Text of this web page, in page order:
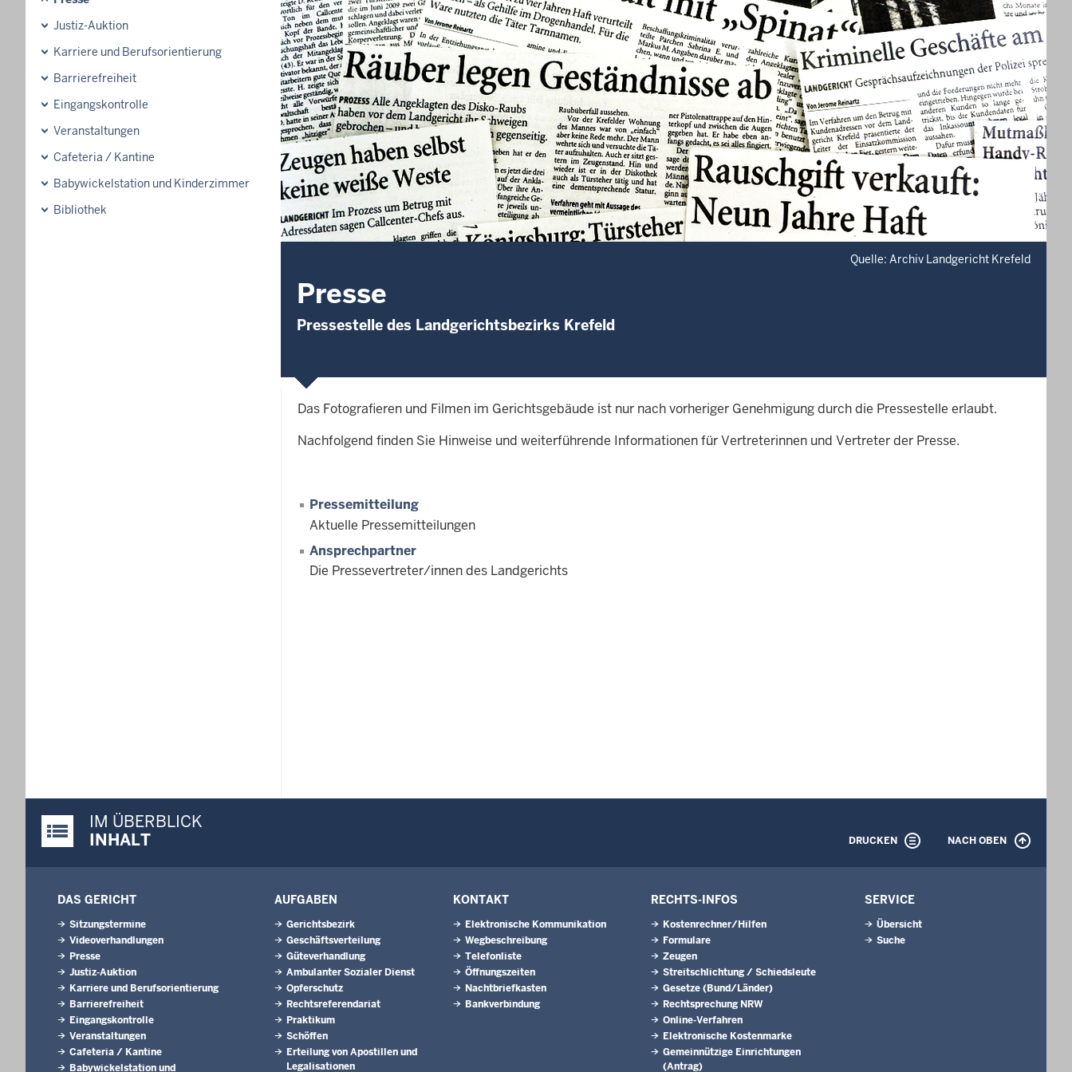
Justiz-Auktion
Karriere und Berufsorientierung
Barrierefreiheit
Eingangskontrolle
Veranstaltungen
Cafeteria / Kantine
Babywickelstation und Kinderzimmer
Bibliothek
Quelle: Archiv Landgericht Krefeld
Presse
Pressestelle des Landgerichtsbezirks Krefeld
Das Fotografieren und Filmen im Gerichtsgebäude ist nur nach vorheriger Genehmigung durch die Pressestelle erlaubt.
Nachfolgend finden Sie Hinweise und weiterführende Informationen für Vertreterinnen und Vertreter der Presse.
Pressemitteilung
Aktuelle Pressemitteilungen
Ansprechpartner
Die Pressevertreter/innen des Landgerichts
Justiz-Portal im Überblick:
IM ÜBERBLICK
INHALT
DRUCKEN NACH OBEN
DAS GERICHT
Sitzungstermine
Videoverhandlungen
Presse
Justiz-Auktion
Karriere und Berufsorientierung
Barrierefreiheit
Eingangskontrolle
Veranstaltungen
Cafeteria / Kantine
Babywickelstation und
AUFGABEN
Gerichtsbezirk
Geschäftsverteilung
Güteverhandlung
Ambulanter Sozialer Dienst
Opferschutz
Rechtsreferendariat
Praktikum
Schöffen
Erteilung von Apostillen und
Legalisationen
KONTAKT
Elektronische Kommunikation
Wegbeschreibung
Telefonliste
Öffnungszeiten
Nachtbriefkasten
Bankverbindung
RECHTS-INFOS
Kostenrechner/Hilfen
Formulare
Zeugen
Streitschlichtung / Schiedsleute
Gesetze (Bund/Länder)
Rechtsprechung NRW
Online-Verfahren
Elektronische Kostenmarke
Gemeinnützige Einrichtungen
(Antrag)
SERVICE
Übersicht
Suche